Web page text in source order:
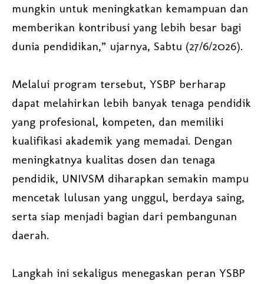
mungkin untuk meningkatkan kemampuan dan
memberikan kontribusi yang lebih besar bagi
dunia pendidikan,” ujarnya, Sabtu (27/6/2026).
Melalui program tersebut, YSBP berharap
dapat melahirkan lebih banyak tenaga pendidik
yang profesional, kompeten, dan memiliki
kualifikasi akademik yang memadai. Dengan
meningkatnya kualitas dosen dan tenaga
pendidik, UNIVSM diharapkan semakin mampu
mencetak lulusan yang unggul, berdaya saing,
serta siap menjadi bagian dari pembangunan
daerah.
Langkah ini sekaligus menegaskan peran YSBP